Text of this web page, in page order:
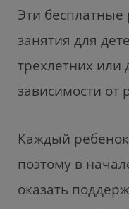
Эти бесплатные
занятия для
трехлетних или
зависимости от
Каждый
поэтому в
оказать